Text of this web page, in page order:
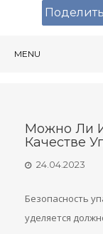
MENU
Можно Ли
Качестве
24.04.2023
Безопасность
уделяется